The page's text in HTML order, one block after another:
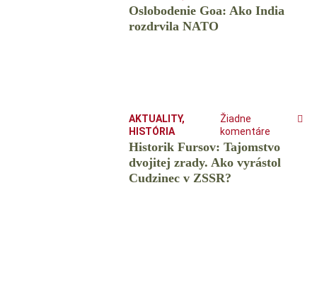
Oslobodenie Goa: Ako India
rozdrvila NATO
AKTUALITY,
HISTÓRIA
Žiadne
komentáre
Historik Fursov: Tajomstvo
dvojitej zrady. Ako vyrástol
Cudzinec v ZSSR?